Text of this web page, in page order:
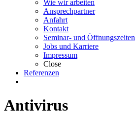
Wie wir arbeiten
Ansprechpartner
Anfahrt
Kontakt
Seminar- und Öffnungszeiten
Jobs und Karriere
Impressum
Close
Referenzen
Antivirus